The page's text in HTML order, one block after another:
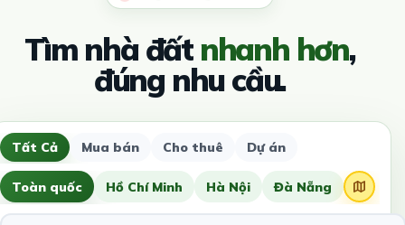
Tìm nhà đấtnhanh hơn,
đúng nhu cầu.
Tất Cả Mua bán Cho thuê Dự án
Toàn quốc Hồ Chí Minh Hà Nội Đà Nẵng